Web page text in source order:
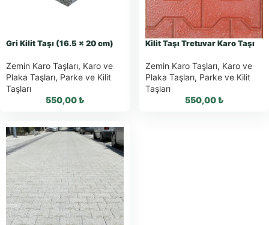
Gri Kilit Taşı (16.5 x 20 cm)
Zemin Karo Taşları, Karo ve
Plaka Taşları, Parke ve Kilit
Taşları
550,00₺
WhatsApp ile
Sipariş
WhatsApp Teklif
Al
Kilit Taşı Tretuvar Karo Taşı
Zemin Karo Taşları, Karo ve
Plaka Taşları, Parke ve Kilit
Taşları
550,00₺